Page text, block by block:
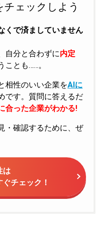
チェックしよう
くで済ましていません
自分と合わずに内定
ことも……。
相性のいい企業をAIに
です。質問に答えるだ
合った企業がわかる!
・確認するために、ぜ
は
チェック！